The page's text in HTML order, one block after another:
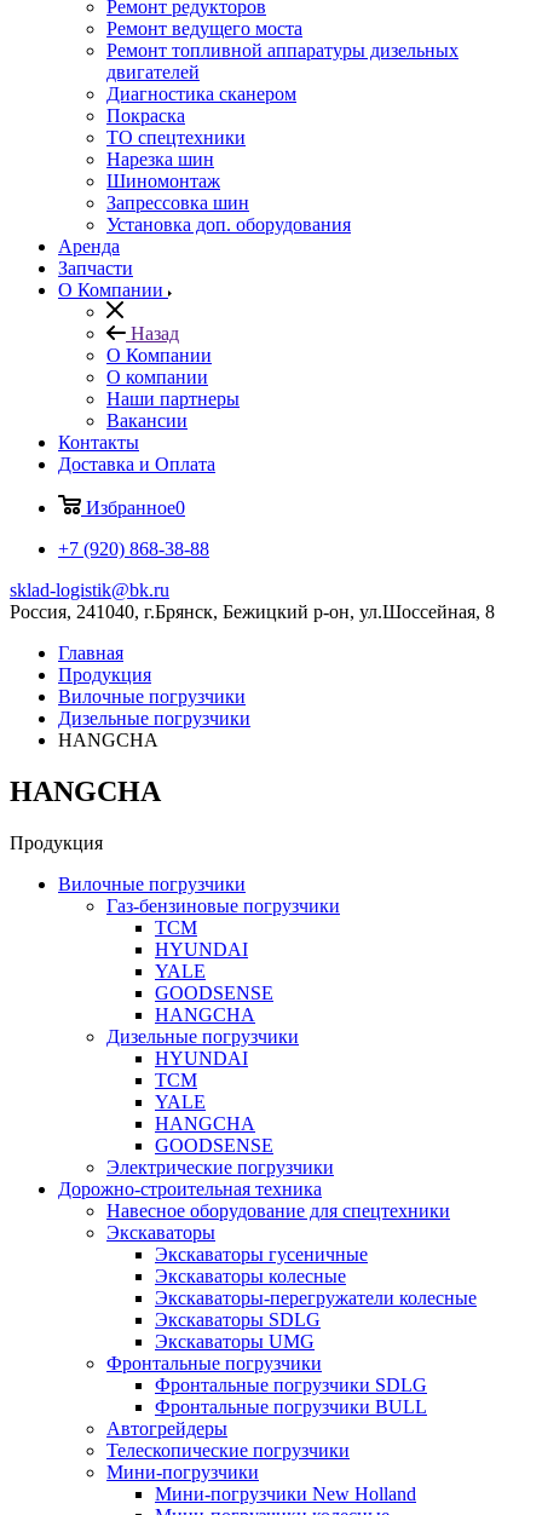
Ремонт редукторов
Ремонт ведущего моста
Ремонт топливной аппаратуры дизельных
двигателей
Диагностика сканером
Покраска
ТО спецтехники
Нарезка шин
Шиномонтаж
Запрессовка шин
Установка доп. оборудования
Аренда
Запчасти
О Компании
Назад
О Компании
О компании
Наши партнеры
Вакансии
Контакты
Доставка и Оплата
Избранное0
+7 (920) 868-38-88
sklad-logistik@bk.ru
Россия, 241040, г.Брянск, Бежицкий р-он, ул.Шоссейная, 8
Главная
Продукция
Вилочные погрузчики
Дизельные погрузчики
HANGCHA
HANGCHA
Продукция
Вилочные погрузчики
Газ-бензиновые погрузчики
ТСМ
HYUNDAI
YALE
GOODSENSE
HANGCHA
Дизельные погрузчики
HYUNDAI
ТСМ
YALE
HANGCHA
GOODSENSE
Электрические погрузчики
Дорожно-строительная техника
Навесное оборудование для спецтехники
Экскаваторы
Экскаваторы гусеничные
Экскаваторы колесные
Экскаваторы-перегружатели колесные
Экскаваторы SDLG
Экскаваторы UMG
Фронтальные погрузчики
Фронтальные погрузчики SDLG
Фронтальные погрузчики BULL
Автогрейдеры
Телескопические погрузчики
Мини-погрузчики
Мини-погрузчики New Holland